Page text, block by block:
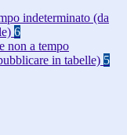
indeterminato (da
6
non a tempo
in tabelle) 5